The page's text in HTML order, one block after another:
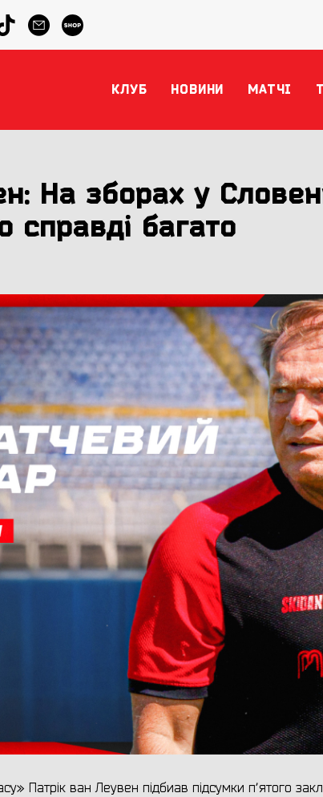
КЛУБ НОВИНИ МАТЧІ
На зборах у
справді багато
Патрік ван Леувен підбиав підсумки пʼятого